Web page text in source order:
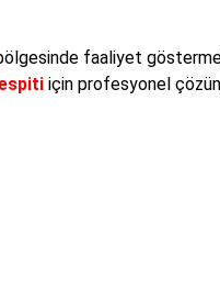
faaliyet
için profesyonel